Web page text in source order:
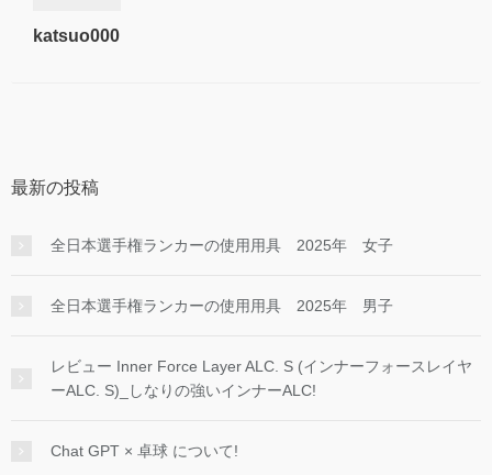
katsuo000
最新の投稿
全日本選手権ランカーの使用用具 2025年 女子
全日本選手権ランカーの使用用具 2025年 男子
レビュー Inner Force Layer ALC. S (インナーフォースレイヤ
ーALC. S)_しなりの強いインナーALC!
Chat GPT × 卓球 について!